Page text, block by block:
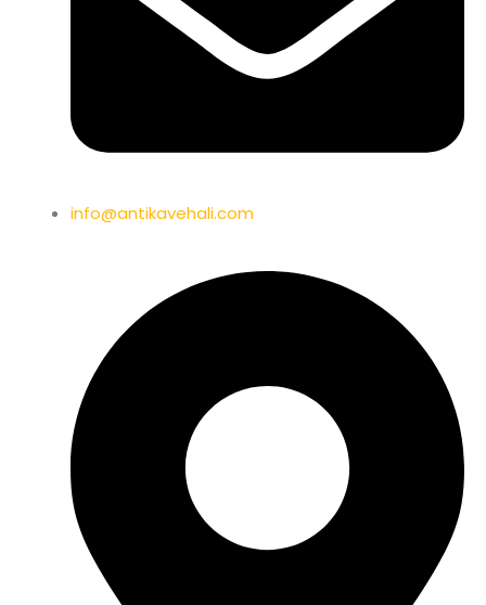
info@antikavehali.com